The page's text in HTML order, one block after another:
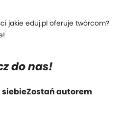
jakie eduj.pl oferuje twórcom?
do nas!
siebieZostań autorem